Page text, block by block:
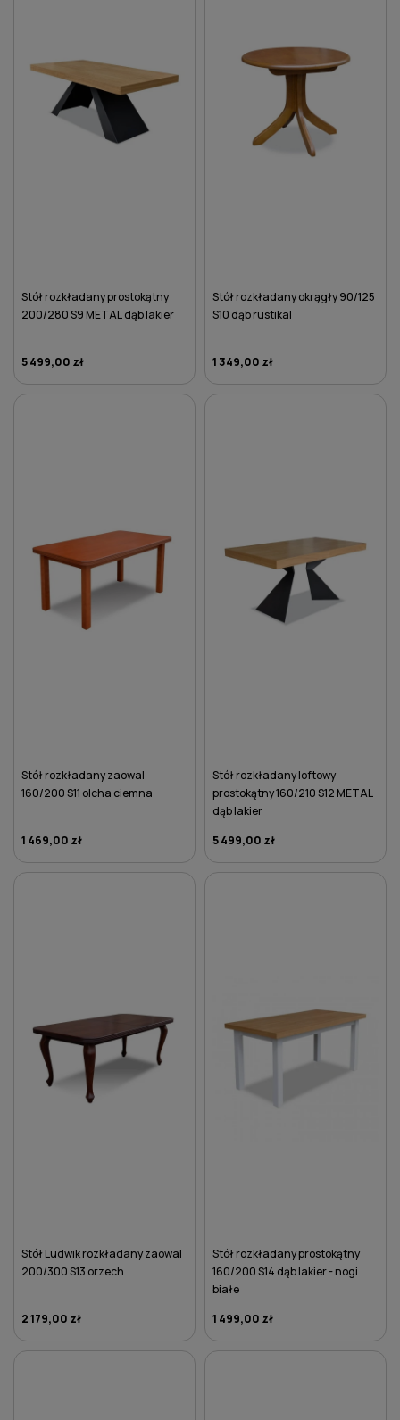
Stół rozkładany prostokątny
200/280 S9 METAL dąb lakier
5 499,00 zł
Stół rozkładany okrągły 90/125
S10 dąb rustikal
1 349,00 zł
Stół rozkładany zaowal
160/200 S11 olcha ciemna
1 469,00 zł
Stół rozkładany loftowy
prostokątny 160/210 S12 METAL
dąb lakier
5 499,00 zł
Stół Ludwik rozkładany zaowal
200/300 S13 orzech
2 179,00 zł
Stół rozkładany prostokątny
160/200 S14 dąb lakier - nogi
białe
1 499,00 zł